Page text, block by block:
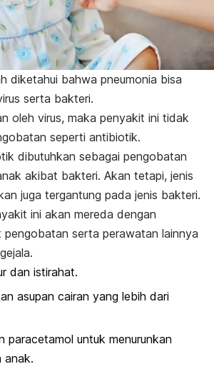
diketahui bahwa pneumonia bisa
serta bakteri.
oleh virus, maka penyakit ini tidak
seperti antibiotik.
dibutuhkan sebagai pengobatan
akibat bakteri. Akan tetapi, jenis
juga tergantung pada jenis bakteri.
ini akan mereda dengan
pengobatan serta perawatan lainnya
dan istirahat.
asupan cairan yang lebih dari
paracetamol untuk menurunkan
anak.